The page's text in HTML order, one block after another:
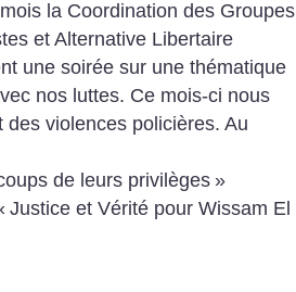
la Coordination des Groupes
et Alternative Libertaire
une soirée sur une thématique
nos luttes. Ce mois-ci nous
des violences policières. Au
de leurs privilèges »
Justice et Vérité pour Wissam El